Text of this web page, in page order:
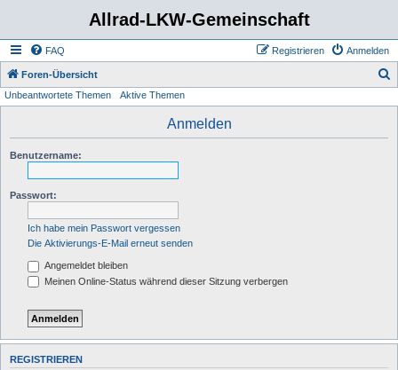
Allrad-LKW-Gemeinschaft
FAQ Anmelden
Registrieren
Foren-Übersicht
Unbeantwortete Themen Aktive Themen
Anmelden
Benutzername:
Passwort:
Ich habe mein Passwort vergessen
Die Aktivierungs-E-Mail erneut senden
Angemeldet bleiben
Meinen Online-Status während dieser Sitzung verbergen
REGISTRIEREN